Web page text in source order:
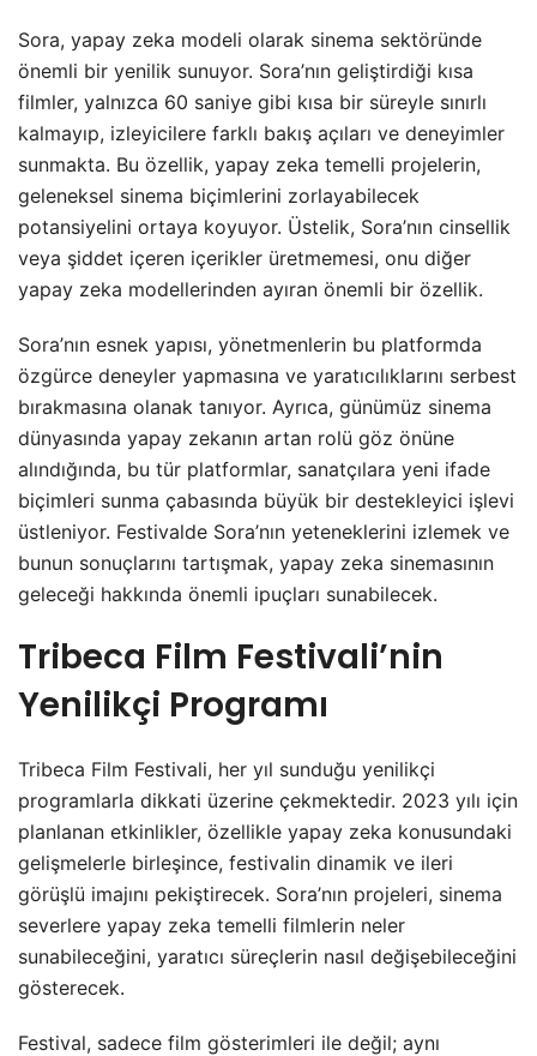
Sora, yapay zeka modeli olarak sinema sektöründe
önemli bir yenilik sunuyor. Sora’nın geliştirdiği kısa
filmler, yalnızca 60 saniye gibi kısa bir süreyle sınırlı
kalmayıp, izleyicilere farklı bakış açıları ve deneyimler
sunmakta. Bu özellik, yapay zeka temelli projelerin,
geleneksel sinema biçimlerini zorlayabilecek
potansiyelini ortaya koyuyor. Üstelik, Sora’nın cinsellik
veya şiddet içeren içerikler üretmemesi, onu diğer
yapay zeka modellerinden ayıran önemli bir özellik.
Sora’nın esnek yapısı, yönetmenlerin bu platformda
özgürce deneyler yapmasına ve yaratıcılıklarını serbest
bırakmasına olanak tanıyor. Ayrıca, günümüz sinema
dünyasında yapay zekanın artan rolü göz önüne
alındığında, bu tür platformlar, sanatçılara yeni ifade
biçimleri sunma çabasında büyük bir destekleyici işlevi
üstleniyor. Festivalde Sora’nın yeteneklerini izlemek ve
bunun sonuçlarını tartışmak, yapay zeka sinemasının
geleceği hakkında önemli ipuçları sunabilecek.
Tribeca Film Festivali’nin
Yenilikçi Programı
Tribeca Film Festivali, her yıl sunduğu yenilikçi
programlarla dikkati üzerine çekmektedir. 2023 yılı için
planlanan etkinlikler, özellikle yapay zeka konusundaki
gelişmelerle birleşince, festivalin dinamik ve ileri
görüşlü imajını pekiştirecek. Sora’nın projeleri, sinema
severlere yapay zeka temelli filmlerin neler
sunabileceğini, yaratıcı süreçlerin nasıl değişebileceğini
gösterecek.
Festival, sadece film gösterimleri ile değil; aynı